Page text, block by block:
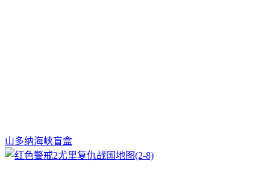
山多纳海峡盲盒